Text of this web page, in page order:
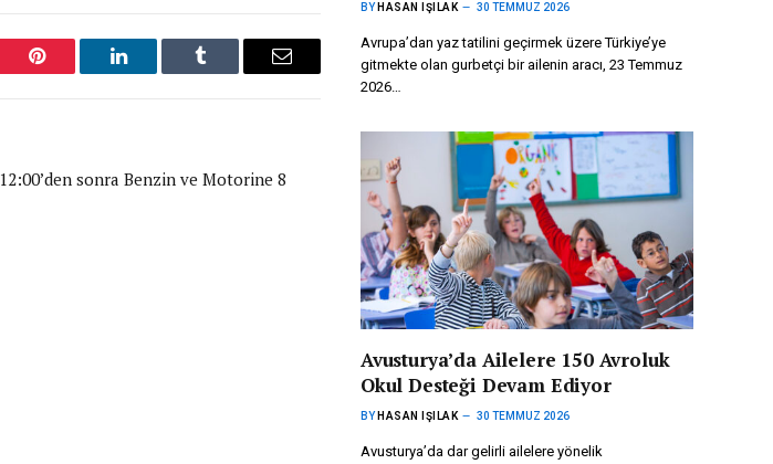
Pinterest LinkedIn Tumblr Email
sonra Benzin ve Motorine 8
BY HASAN IŞILAK 30 TEMMUZ 2026
Avrupa’dan yaz tatilini geçirmek üzere Türkiye’ye
gitmekte olan gurbetçi bir ailenin aracı, 23 Temmuz
2026…
Avusturya’da Ailelere 150 Avroluk
Okul Desteği Devam Ediyor
BY HASAN IŞILAK 30 TEMMUZ 2026
Avusturya’da dar gelirli ailelere yönelik